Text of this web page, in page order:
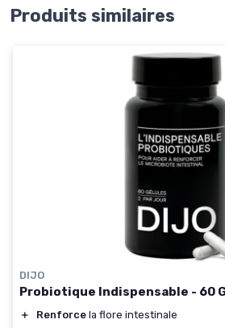
Produits similaires
DIJO
Probiotique Indispensable - 60
＋ Renforce la flore intestinale